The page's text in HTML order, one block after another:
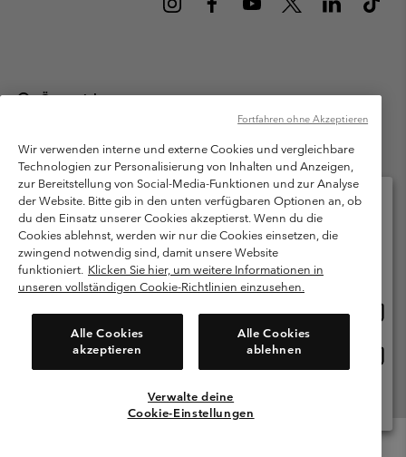
Österreich
Columbia Sportswear Austria GmbH. Moosfeldstraße 1, 5101
Bergheim, Salzburg Österreich. Alle Rechte vorbehalten.
Nutzungsbedingungen
Allgemeine Verkaufsbedingungen
Garantie
Datenschutzerklärung
Bestimmungen und Bedingungen des Mitglieder Programms
Nutzungsbedingungen Für Nutzergenerierte Inhalte
Cookies
Kundenservice: Mo- Fr. 9:00 - 13:00 & 14:00- 18:00 Uhr
(+)43720880525
Wir verwenden interne und externe Cookies und vergleichbare
Technologien zur Personalisierung von Inhalten und Anzeigen,
zur Bereitstellung von Social-Media-Funktionen und zur Analyse
der Website. Bitte gib in den unten verfügbaren Optionen an, ob
du den Einsatz unserer Cookies akzeptierst. Wenn du die
Cookies ablehnst, werden wir nur die Cookies einsetzen, die
zwingend notwendig sind, damit unsere Website
funktioniert. Klicken Sie hier, um weitere Informationen in
unseren vollständigen Cookie-Richtlinien einzusehen.
Alle Cookies
akzeptieren
Alle Cookies
ablehnen
Verwalte deine
Cookie-Einstellungen
Fortfahren ohne Akzeptieren
Bitte wählen Sie Ihr Lieferland und Ihre Sprache
Online-Einkauf verfügbar
Österreich
Alle Länder Anzeigen